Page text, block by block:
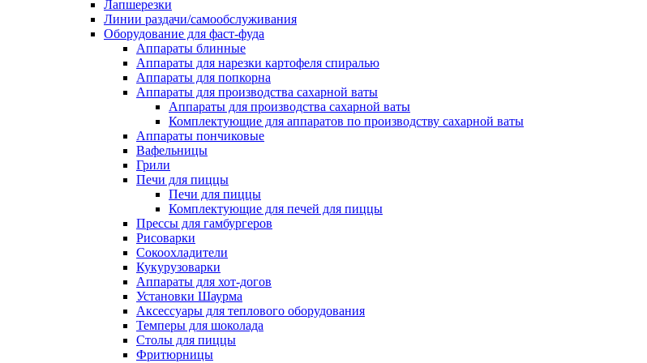
Лапшерезки
Линии раздачи/самообслуживания
Оборудование для фаст-фуда
Аппараты блинные
Аппараты для нарезки картофеля спиралью
Аппараты для попкорна
Аппараты для производства сахарной ваты
Аппараты для производства сахарной ваты
Комплектующие для аппаратов по производству сахарной ваты
Аппараты пончиковые
Вафельницы
Грили
Печи для пиццы
Печи для пиццы
Комплектующие для печей для пиццы
Прессы для гамбургеров
Рисоварки
Сокоохладители
Кукурузоварки
Аппараты для хот-догов
Установки Шаурма
Аксессуары для теплового оборудования
Темперы для шоколада
Столы для пиццы
Фритюрницы